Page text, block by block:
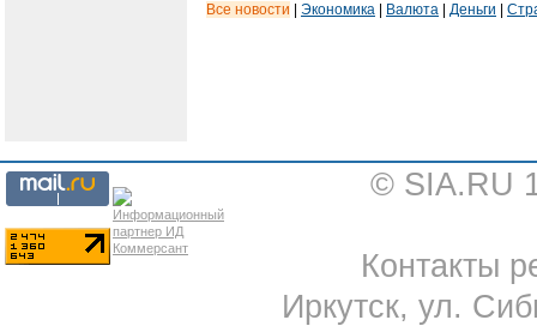
Все новости Экономика Валюта Деньги
© SIA.RU
Контакты
Иркутск, ул.